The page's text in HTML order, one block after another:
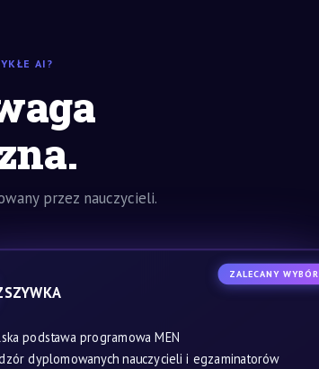
AI?
przez nauczycieli.
ZALECANY WYBÓR
podstawa programowa MEN
dyplomowanych nauczycieli i egzaminatorów